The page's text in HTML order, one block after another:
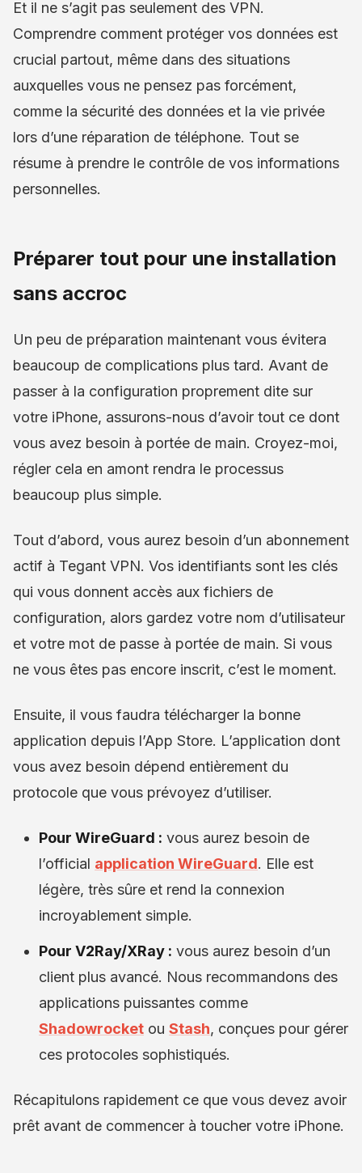
Et il ne s’agit pas seulement des VPN.
Comprendre comment protéger vos données est
crucial partout, même dans des situations
auxquelles vous ne pensez pas forcément,
comme la sécurité des données et la vie privée
lors d’une réparation de téléphone. Tout se
résume à prendre le contrôle de vos informations
personnelles.
Préparer tout pour une installation
sans accroc
Un peu de préparation maintenant vous évitera
beaucoup de complications plus tard. Avant de
passer à la configuration proprement dite sur
votre iPhone, assurons-nous d’avoir tout ce dont
vous avez besoin à portée de main. Croyez-moi,
régler cela en amont rendra le processus
beaucoup plus simple.
Tout d’abord, vous aurez besoin d’un abonnement
actif à Tegant VPN. Vos identifiants sont les clés
qui vous donnent accès aux fichiers de
configuration, alors gardez votre nom d’utilisateur
et votre mot de passe à portée de main. Si vous
ne vous êtes pas encore inscrit, c’est le moment.
Ensuite, il vous faudra télécharger la bonne
application depuis l’App Store. L’application dont
vous avez besoin dépend entièrement du
protocole que vous prévoyez d’utiliser.
Pour WireGuard : vous aurez besoin de
l’official application WireGuard. Elle est
légère, très sûre et rend la connexion
incroyablement simple.
Pour V2Ray/XRay : vous aurez besoin d’un
client plus avancé. Nous recommandons des
applications puissantes comme
Shadowrocket ou Stash, conçues pour gérer
ces protocoles sophistiqués.
Récapitulons rapidement ce que vous devez avoir
prêt avant de commencer à toucher votre iPhone.